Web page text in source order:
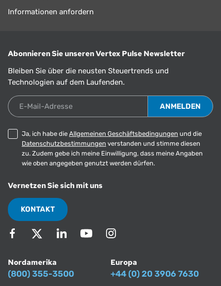
Informationen anfordern
Abonnieren Sie unseren Vertex Pulse Newsletter
Bleiben Sie über die neusten Steuertrends und
Technologien auf dem Laufenden.
E-Mail-Adresse
Ja, ich habe die Allgemeinen Geschäftsbedingungen und die
Datenschutzbestimmungen verstanden und stimme diesen
zu. Zudem gebe ich meine Einwilligung, dass meine Angaben
wie oben angegeben genutzt werden dürfen.
Vernetzen Sie sich mit uns
KONTAKT
Nordamerika
(800) 355-3500
Europa
+44 (0) 20 3906 7630